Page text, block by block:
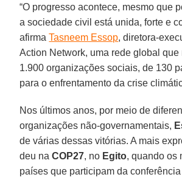
“O progresso acontece, mesmo que
a sociedade civil está unida, forte e
afirmaTasneem Essop, diretora-
Action Network, uma rede global que
1.900 organizações sociais, de 130
para o enfrentamento da crise
Nos últimos anos, por meio de
organizações não-governamentais,
de várias dessas vitórias. A mais
deu naCOP27, no Egito, quando os
países que participam da